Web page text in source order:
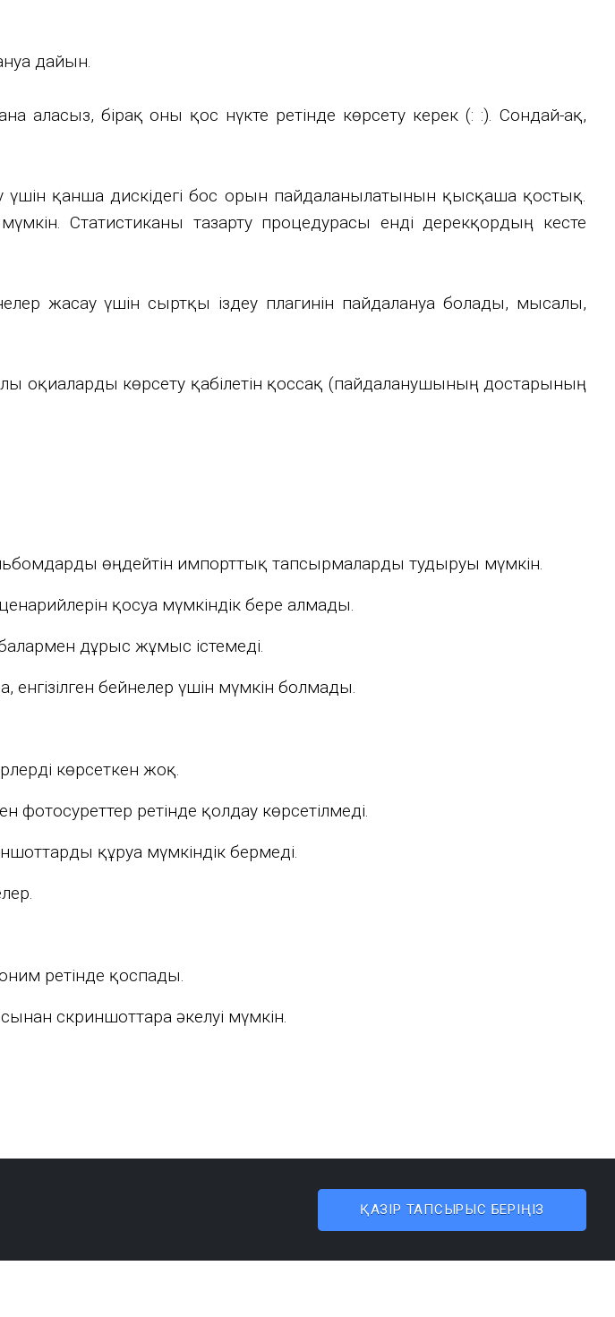
дайын.
аласыз, бірақ оны қос нүкте ретінде көрсету керек (: :). Сондай-ақ,
үшін қанша дискідегі бос орын пайдаланылатынын қысқаша қостық.
Статистиканы тазарту процедурасы енді дерекқордың кесте
жасау үшін сыртқы іздеу плагинін пайдалануға болады, мысалы,
оқиғаларды көрсету қабілетін қоссақ (пайдаланушының достарының
өңдейтін импорттық тапсырмаларды тудыруы мүмкін.
қосуға мүмкіндік бере алмады.
дұрыс жұмыс істемеді.
енгізілген бейнелер үшін мүмкін болмады.
көрсеткен жоқ.
ретінде қолдау көрсетілмеді.
құруға мүмкіндік бермеді.
ретінде қоспады.
скриншоттарға әкелуі мүмкін.
ҚАЗІР ТАПСЫРЫС БЕРІҢІЗ